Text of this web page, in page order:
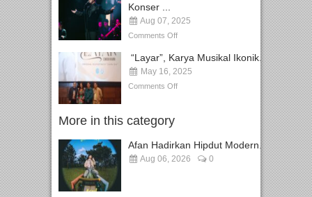
Konser ...
Aug 07, 2025
Comments Off
“Layar”, Karya Musikal Ikonik...
May 16, 2025
Comments Off
More in this category
Afan Hadirkan Hipdut Modern...
Aug 06, 2026 0